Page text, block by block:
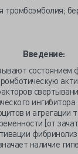
тромбоэмболия;
Введение:
состоянием
и
[от
наличие